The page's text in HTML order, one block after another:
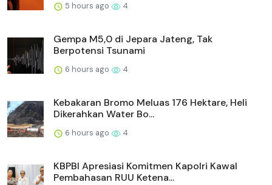
5 hours ago 4
Gempa M5,0 di Jepara Jateng, Tak
Berpotensi Tsunami
6 hours ago 4
Kebakaran Bromo Meluas 176 Hektare, Heli
Dikerahkan Water Bo...
6 hours ago 4
KBPBI Apresiasi Komitmen Kapolri Kawal
Pembahasan RUU Ketena...